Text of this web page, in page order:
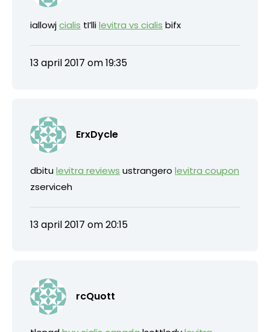
iallowjcialis tI’llilevitra vs cialis bifx
13 april 2017 om 19:35
ErxDycle
dbitulevitra reviews ustrangero levitra coupon
zserviceh
13 april 2017 om 20:15
rcQuott